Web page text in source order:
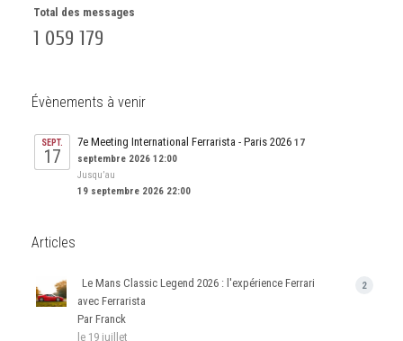
Total des messages
1 059 179
Évènements à venir
SEPT.
17
7e Meeting International Ferrarista - Paris 2026 17
septembre 2026 12:00
Jusqu’au
19 septembre 2026 22:00
Articles
2
Le Mans Classic Legend 2026 : l'expérience Ferrari
avec Ferrarista
Par Franck
le 19 juillet